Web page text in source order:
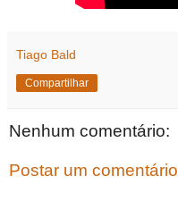
Tiago Bald
Compartilhar
Nenhum comentário:
Postar um comentário